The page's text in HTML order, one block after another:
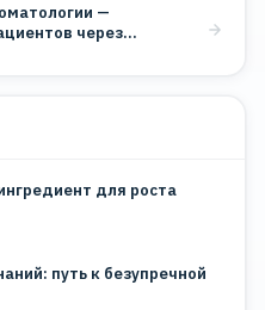
—
через
для роста
путь к безупречной